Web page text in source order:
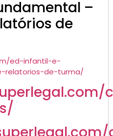
–
de
ed-infantil-e-
relatorios-de-turma/